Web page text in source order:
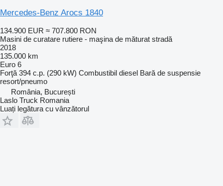
Mercedes-Benz Arocs 1840
134.900 EUR ≈ 707.800 RON
Masini de curatare rutiere - maşina de măturat stradă
2018
135.000 km
Euro 6
Forţă 394 c.p. (290 kW) Combustibil diesel Bară de suspensie
resort/pneumo
România, București
Laslo Truck Romania
Luați legătura cu vânzătorul